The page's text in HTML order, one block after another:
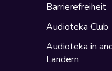
Barrierefreiheit
Audioteka Club
Audioteka in
Ländern